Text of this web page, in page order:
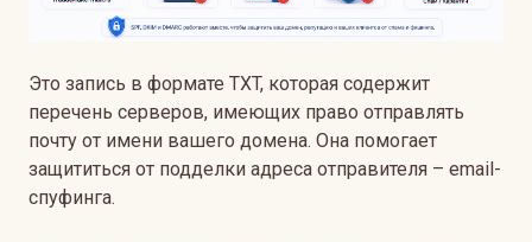
Это запись в формате TXT, которая содержит
перечень серверов, имеющих право отправлять
почту от имени вашего домена. Она помогает
защититься от подделки адреса отправителя – email-
спуфинга.